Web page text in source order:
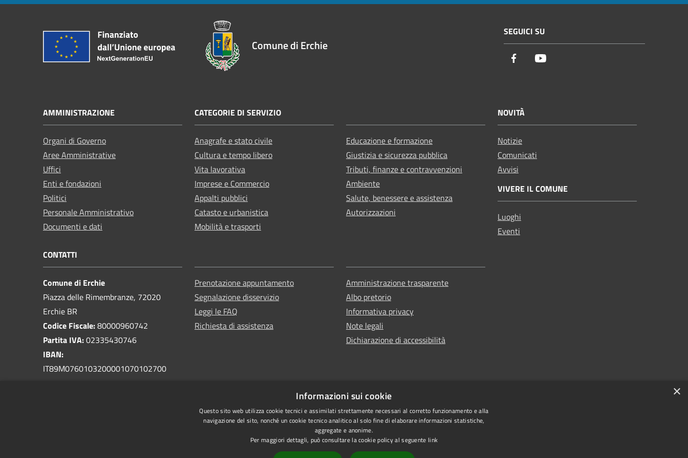
Comune di Erchie
SEGUICI SU
Facebook
AMMINISTRAZIONE
Organi di Governo
Aree Amministrative
Uffici
Enti e fondazioni
Politici
Personale Amministrativo
Documenti e dati
CATEGORIE DI SERVIZIO
Anagrafe e stato civile
Cultura e tempo libero
Vita lavorativa
Imprese e Commercio
Appalti pubblici
Catasto e urbanistica
Mobilità e trasporti
Educazione e formazione
Giustizia e sicurezza pubblica
Tributi, finanze e contravvenzioni
Ambiente
Salute, benessere e assistenza
Autorizzazioni
NOVITÀ
Notizie
Comunicati
Avvisi
VIVERE IL COMUNE
Luoghi
Eventi
CONTATTI
Comune di Erchie
Piazza delle Rimembranze, 72020
Erchie BR
Codice Fiscale:80000960742
Partita IVA:02335430746
IBAN:
IT89M0760103200001070102700
Prenotazione appuntamento
Segnalazione disservizio
Leggi le FAQ
Richiesta di assistenza
Amministrazione trasparente
Albo pretorio
Informativa privacy
Note legali
Dichiarazione di accessibilità
×
Informazioni sui cookie
Questo sito web utilizza cookie tecnici e assimilati strettamente necessari al corretto funzionamento e alla
navigazione del sito, nonché un cookie tecnico analitico al solo fine di elaborare informazioni statistiche,
aggregate e anonime.
Per maggiori dettagli, può consultare la cookie policy al seguente link